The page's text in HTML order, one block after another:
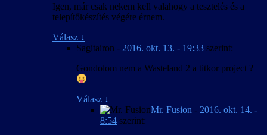
Igen, már csak nekem kell valahogy a tesztelés és a
telepítőkészítés végére érnem.
Válasz ↓
Sagitairon - 2016. okt. 13. - 19:33 szerint:
Gondolom nem a Wasteland 2 a titkor project ?
Válasz ↓
Mr. Fusion - 2016. okt. 14. -
8:54 szerint: